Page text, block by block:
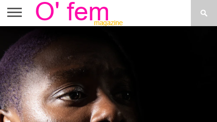
ACCUEIL
ACTU
O’FEM
ÉTOILES
DÉCONSTRUIRE
WEB
TV
PLUS
DE
MENUS